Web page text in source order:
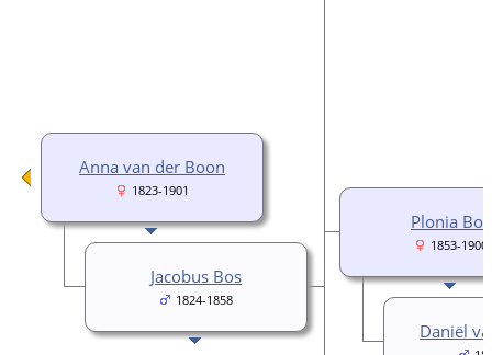
Plonia Bos
1853-1900
Daniël
Anna van der Boon
1823-1901
Jacobus Bos
1824-1858